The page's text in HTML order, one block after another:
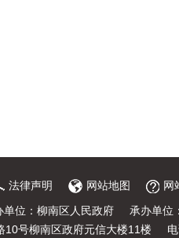
法律声明 网站地图 网
单位：柳南区人民政府
承办单位
10号柳南区政府元信大楼11楼